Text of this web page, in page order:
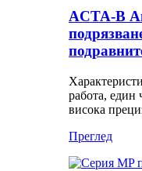
ACTA-B
работа, един
висока
Преглед